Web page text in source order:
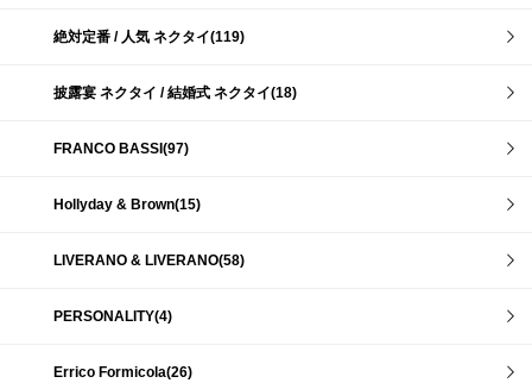
絶対定番 / 人気 ネクタイ(119)
披露宴 ネクタイ / 結婚式 ネクタイ(18)
FRANCO BASSI(97)
Hollyday & Brown(15)
LIVERANO & LIVERANO(58)
PERSONALITY(4)
Errico Formicola(26)